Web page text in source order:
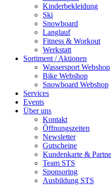
Kinderbekleidung
Ski
Snowboard
Langlauf
Fitness & Workout
Werkstatt
Sortiment / Aktionen
Wassersport Webshop
Bike Webshop
Snowboard Webshop
Services
Events
Über uns
Kontakt
Öffnungszeiten
Newsletter
Gutscheine
Kundenkarte &
Team STS
Sponsoring
Ausbildung STS